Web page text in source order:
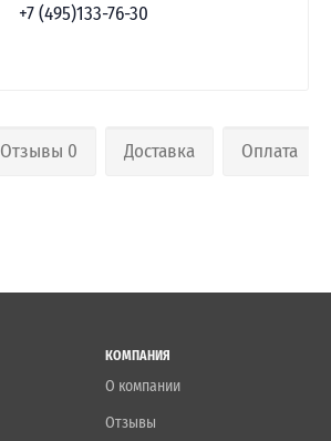
+7 (495)133-76-30
Отзывы 0 Доставка Оплата
КОМПАНИЯ
О компании
Отзывы